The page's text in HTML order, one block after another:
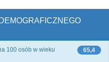
65,4
100 osób w wieku